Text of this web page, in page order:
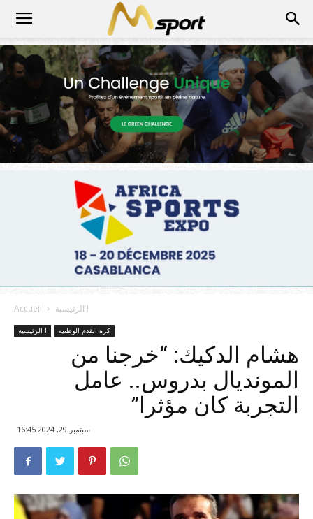
Accueil الرئيسية !
الرئيسية ! كرة القدم الوطنية
هشام الدكيك: “خرجنا من
المونديال بدروس.. عامل
التجربة كان مؤثرا”
سبتمبر 29, 2024 16:45